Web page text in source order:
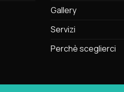
Gallery
Servizi
Perchè sceglierci